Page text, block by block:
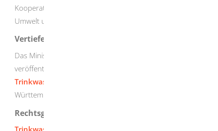
Kooperationspartner oder beim Landesamt für Natur,
Umwelt und Verbraucherschutz Nordrhein-Westfalen.
Vertiefende Informationen
Das Ministerium Ländlicher Raum Baden-Württemberg
veröffentlicht eine
Trinkwasseruntersuchungsstellen
Württemberg.
Rechtsgrundlage